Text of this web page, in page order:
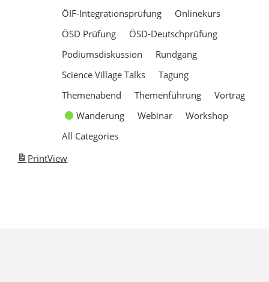
ÖIF-Integrationsprüfung
Onlinekurs
ÖSD Prüfung
ÖSD-Deutschprüfung
Podiumsdiskussion
Rundgang
Science Village Talks
Tagung
Themenabend
Themenführung
Vortrag
Wanderung
Webinar
Workshop
All Categories
PrintView